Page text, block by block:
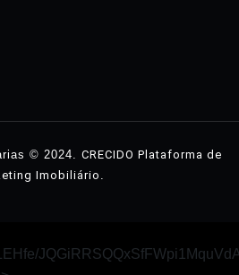
© 2024. CRECIDO Plataforma de
Imobiliário .